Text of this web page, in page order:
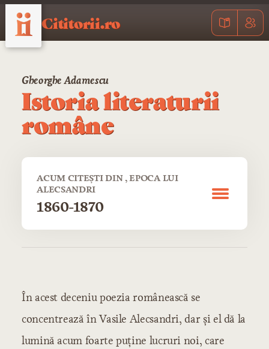
Cititorii.ro
Gheorghe Adamescu
Istoria literaturii
române
ACUM CITEȘTI DIN , EPOCA LUI
ALECSANDRI
1860-1870
Literatura poporană
Literatura poporană orală
Producţiuni de natură didactică
Capitolul 1: Producţiuni de natură
În acest deceniu poezia românească se
concentrează în Vasile Alecsandri, dar şi el dă la
lumină acum foarte puţine lucruri noi, care